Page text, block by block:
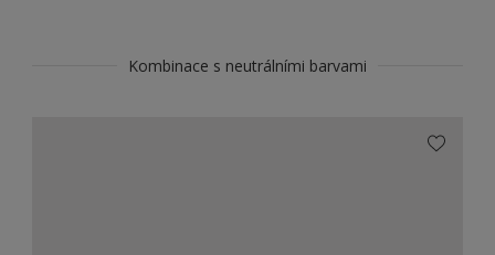
Kombinace s neutrálními barvami